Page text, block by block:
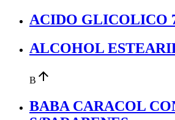
ACIDO GLICOLICO
ALCOHOL
B arrow_upward
BABA CARACOL